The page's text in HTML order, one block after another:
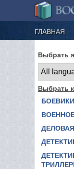
ГЛАВНАЯ
Выбрать
Выбрать
БОЕВИКИ